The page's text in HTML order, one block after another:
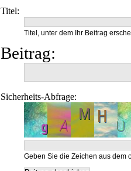
Titel:
Titel, unter dem Ihr Beitrag
Beitrag:
Sicherheits-Abfrage:
Geben Sie die Zeichen aus dem